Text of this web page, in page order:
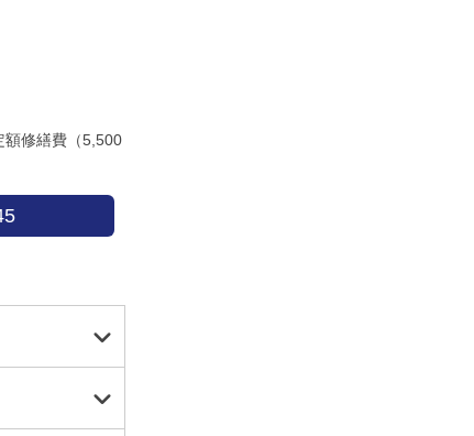
額修繕費（5,500